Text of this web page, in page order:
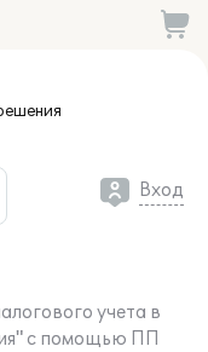
Вход
учета в
с помощью ПП